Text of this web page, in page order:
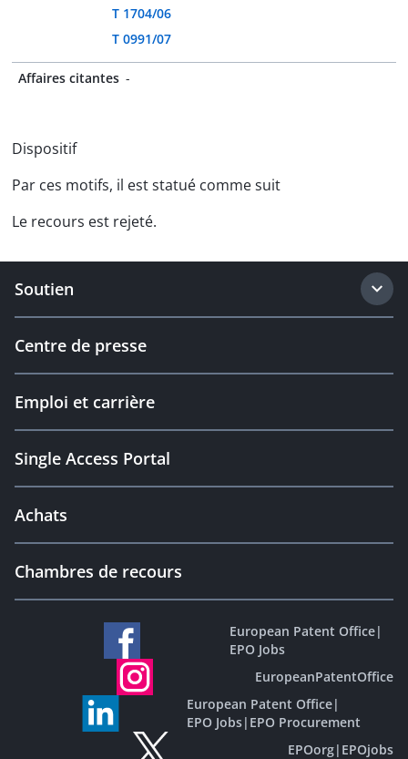
T 1704/06
T 0991/07
Affaires citantes -
Dispositif
Par ces motifs, il est statué comme suit
Le recours est rejeté.
Soutien
Centre de presse
Emploi et carrière
Single Access Portal
Achats
Chambres de recours
European Patent Office|
EPO Jobs
EuropeanPatentOffice
European Patent Office|
EPO Jobs| EPO Procurement
EPOorg| EPOjobs